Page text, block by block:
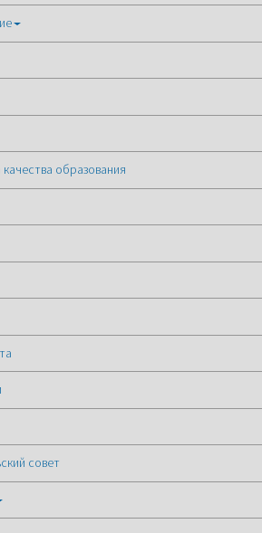
образования
совет